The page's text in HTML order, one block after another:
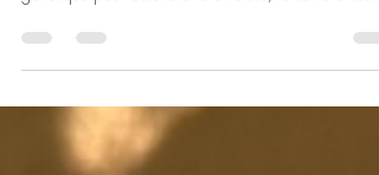
registre TICA ? Une déclaration d’indépendance
génétique pour défendre la diversité, la santé et la